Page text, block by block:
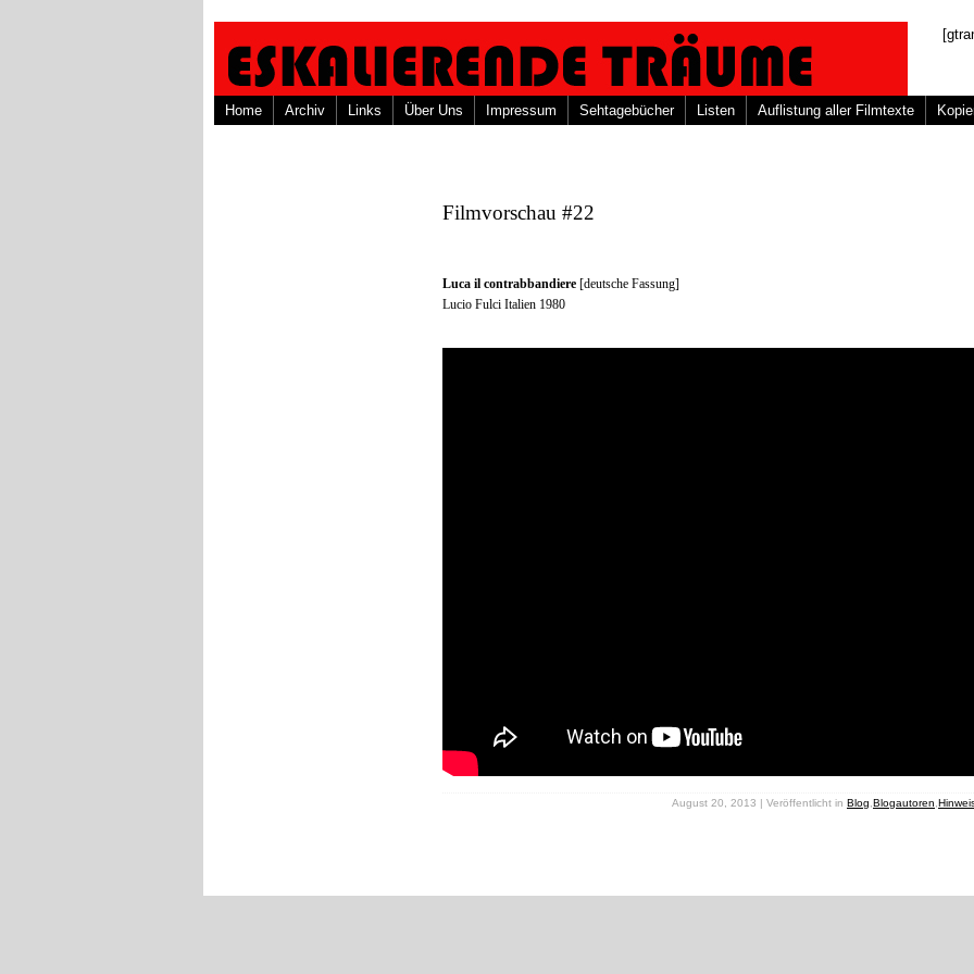
Home Archiv Links Über Uns Impressum Sehtagebücher Listen Auflistung aller Filmtexte
Filmvorschau #22
Luca il contrabbandiere [deutsche Fassung]
Lucio Fulci Italien 1980
August 20, 2013 | Veröffentlicht in Blog Blogautoren